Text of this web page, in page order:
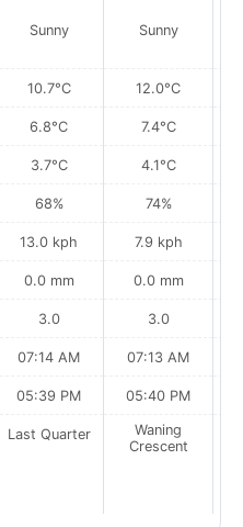
Sunny
10.7°C
6.8°C
3.7°C
68%
13.0 kph
0.0 mm
3.0
07:14 AM
05:39 PM
Last Quarter
Sunny
12.0°C
7.4°C
4.1°C
74%
7.9 kph
0.0 mm
3.0
07:13 AM
05:40 PM
Waning
Crescent